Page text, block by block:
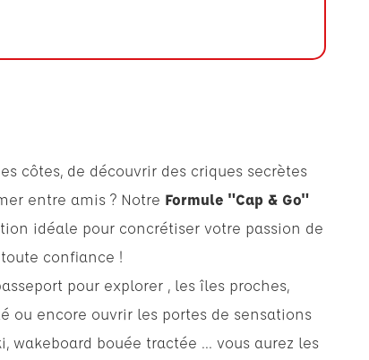
côtes, de découvrir des criques secrètes
entre amis ? Notre Formule "Cap & Go"
idéale pour concrétiser votre passion de
confiance !
pour explorer , les îles proches,
ou encore ouvrir les portes de sensations
wakeboard bouée tractée ... vous aurez les